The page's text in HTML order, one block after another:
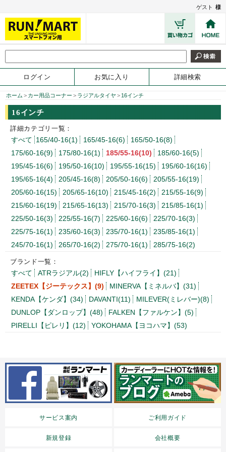
ゲスト 様
ログイン お気に入り 詳細検索
ホーム > カー用品コーナー > ラジアルタイヤ > 16インチ
16インチ
詳細カテゴリ一覧：
すべて 165/40-16(1) 165/45-16(6)
165/50-16(8)
175/60-16(9)
175/80-16(1) 185/55-16(10)
185/60-16(5)
195/45-16(6)
195/50-16(10) 195/55-16(15)
195/60-16(16)
195/65-16(4)
205/45-16(8) 205/50-16(6)
205/55-16(19)
205/60-16(15)
205/65-16(10) 215/45-16(2)
215/55-16(9)
215/60-16(19)
215/65-16(13) 215/70-16(3)
215/85-16(1)
225/50-16(3)
225/55-16(7) 225/60-16(6)
225/70-16(3)
225/75-16(1)
235/60-16(3) 235/70-16(1)
235/85-16(1)
245/70-16(1)
265/70-16(2) 275/70-16(1) 285/75-16(2)
ブランド一覧：
すべて ATRラジアル(2)
HIFLY【ハイフライ】(21)
ZEETEX【ジーテックス】(9)
MINERVA【ミネルバ】(31)
KENDA【ケンダ】(34)
DAVANTI(11)
MILEVER(ミレバー)(8)
DUNLOP【ダンロップ】(48)
FALKEN【ファルケン】(5)
PIRELLI【ピレリ】(12)
YOKOHAMA【ヨコハマ】(53)
サービス案内 ご利用ガイド
新規登録 会社概要